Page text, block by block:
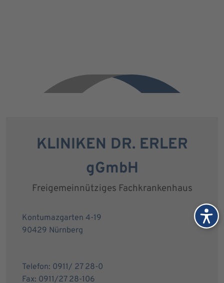
KLINIKEN DR. ERLER
gGmbH
Freigemeinnütziges Fachkrankenhaus
Kontumazgarten 4-19
90429 Nürnberg
Telefon: 0911/ 27 28-0
Fax: 0911/27 28-106